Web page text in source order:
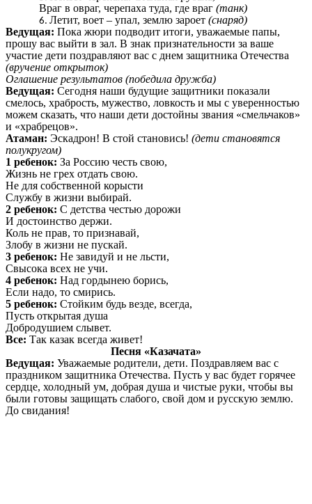
Враг в овраг, черепаха туда, где враг (танк)
Летит, воет – упал, землю зароет (снаряд)
Ведущая: Пока жюри подводит итоги, уважаемые папы,
прошу вас выйти в зал. В знак признательности за ваше
участие дети поздравляют вас с днем защитника Отечества
(вручение открыток)
Оглашение результатов (победила дружба)
Ведущая: Сегодня наши будущие защитники показали
смелось, храбрость, мужество, ловкость и мы с уверенностью
можем сказать, что наши дети достойны звания «смельчаков»
и «храбрецов».
Атаман: Эскадрон! В стой становись! (дети становятся
полукругом)
1 ребенок: За Россию честь свою,
Жизнь не грех отдать свою.
Не для собственной корысти
Службу в жизни выбирай.
2 ребенок: С детства честью дорожи
И достоинство держи.
Коль не прав, то признавай,
Злобу в жизни не пускай.
3 ребенок: Не завидуй и не льсти,
Свысока всех не учи.
4 ребенок: Над гордынею борись,
Если надо, то смирись.
5 ребенок: Стойким будь везде, всегда,
Пусть открытая душа
Добродушием слывет.
Все: Так казак всегда живет!
Песня «Казачата»
Ведущая: Уважаемые родители, дети. Поздравляем вас с
праздником защитника Отечества. Пусть у вас будет горячее
сердце, холодный ум, добрая душа и чистые руки, чтобы вы
были готовы защищать слабого, свой дом и русскую землю.
До свидания!